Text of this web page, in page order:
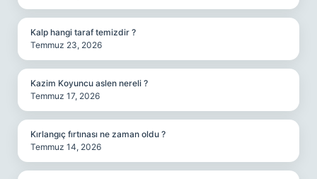
Kalp hangi taraf temizdir ?
Temmuz 23, 2026
Kazim Koyuncu aslen nereli ?
Temmuz 17, 2026
Kırlangıç fırtınası ne zaman oldu ?
Temmuz 14, 2026